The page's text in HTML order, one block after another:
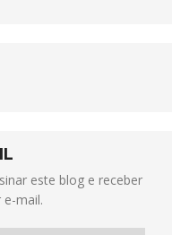
este blog e receber
mail.